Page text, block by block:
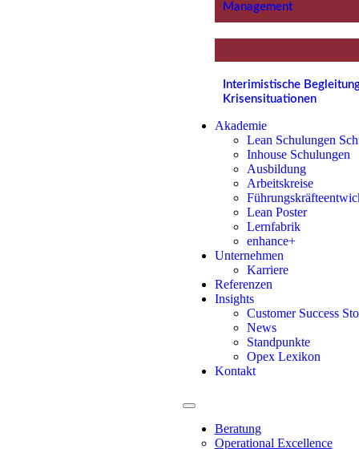
Management
Interimistische
Krisensituationen
Akademie
Lean Schulungen
Inhouse Schulungen
Ausbildung
Arbeitskreise
Lean Poster
Lernfabrik
enhance+
Unternehmen
Karriere
Referenzen
Insights
Customer Success
News
Standpunkte
Opex Lexikon
Kontakt
Beratung
Operational Excellence